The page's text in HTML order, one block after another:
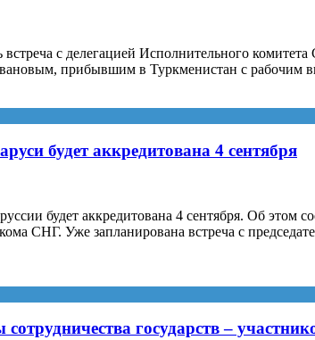
с делегацией Исполнительного
прибывшим в Туркменистан с рабочим
будет аккредитована 4 сентября
будет аккредитована 4 сентября. Об этом
СНГ. Уже запланирована встреча с
государств –